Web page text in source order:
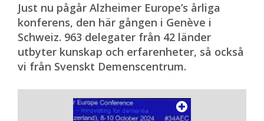
Just nu pågår Alzheimer Europe’s årliga
konferens, den här gången i Genève i
Schweiz. 963 delegater från 42 länder
utbyter kunskap och erfarenheter, så också
vi från Svenskt Demenscentrum.